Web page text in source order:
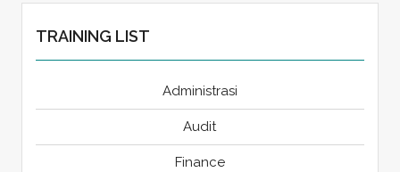
TRAINING LIST
Administrasi
Audit
Finance